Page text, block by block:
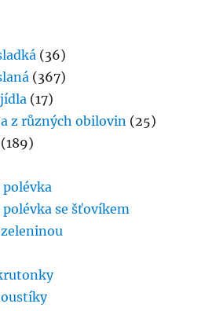
(36)
(367)
(17)
z různých obilovin (25)
(189)
polévka
se šťovíkem
zeleninou